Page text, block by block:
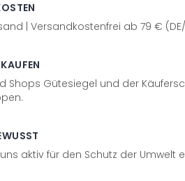
| Versandkostenfrei ab 79 €
Shops Gütesiegel und der
aktiv für den Schutz der Umwelt